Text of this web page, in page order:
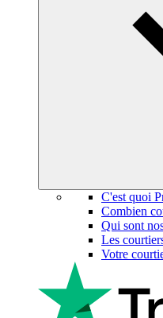
C'est quoi
Combien
Qui sont
Les
Votre